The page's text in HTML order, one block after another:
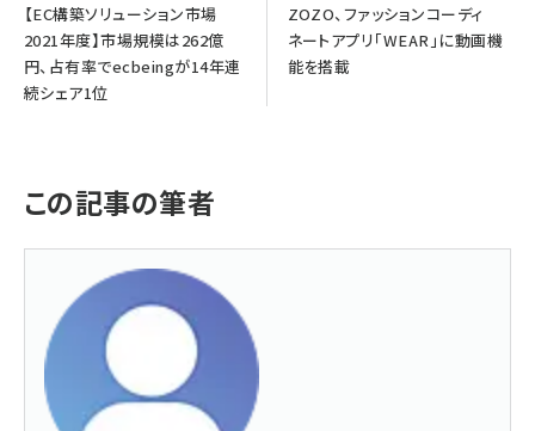
【EC構築ソリューション市場
2021年度】市場規模は262億
円、占有率でecbeingが14年連
続シェア1位
ZOZO、ファッションコーディ
ネートアプリ「WEAR」に動画機
能を搭載
この記事の筆者